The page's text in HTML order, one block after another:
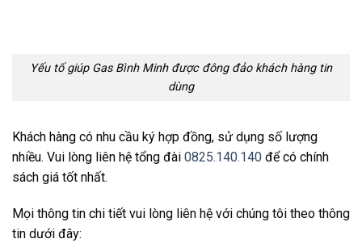
Yếu tố giúp Gas Bình Minh được đông đảo khách hàng tin
dùng
Khách hàng có nhu cầu ký hợp đồng, sử dụng số lượng
nhiều. Vui lòng liên hệ tổng đài 0825.140.140 để có chính
sách giá tốt nhất.
Mọi thông tin chi tiết vui lòng liên hệ với chúng tôi theo thông
tin dưới đây: